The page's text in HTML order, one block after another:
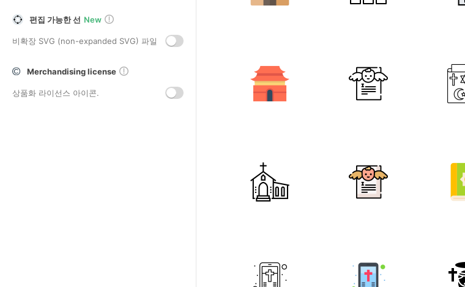
편집 가능한 선 New
비확장 SVG (non-expanded SVG) 파일
Merchandising license
상품화 라이선스 아이콘.